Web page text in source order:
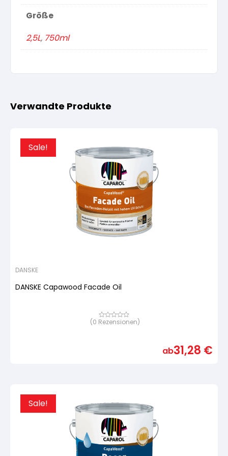
Größe
2,5L, 750ml
Verwandte Produkte
Sale!
DANSKE
DANSKE Capawood Facade Oil
Bewertet
(0 Rezensionen)
ab31,28 €
Sale!